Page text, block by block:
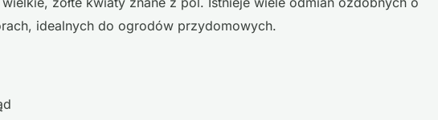
idealnych do ogrodów przydomowych.